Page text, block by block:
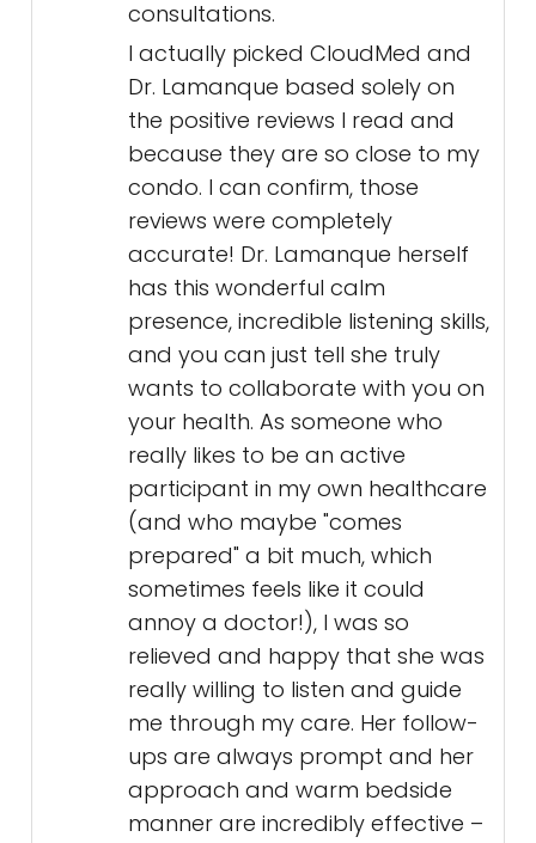
I've needed documents or just
had a quick question, they've
been incredibly accommodating
every single time. Even though
they are private and “sell”
different services, they will explain
both the public (no extra cost)
and private options for tests and
referrals and let you decide how
to proceed. In my case, my
private health insurance covers
costs of tests but not the
consultations.
I actually picked CloudMed and
Dr. Lamanque based solely on
the positive reviews I read and
because they are so close to my
condo. I can confirm, those
reviews were completely
accurate! Dr. Lamanque herself
has this wonderful calm
presence, incredible listening skills,
and you can just tell she truly
wants to collaborate with you on
your health. As someone who